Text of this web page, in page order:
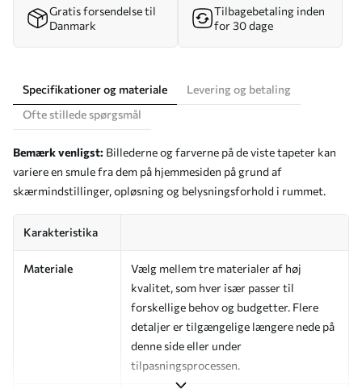
Gratis forsendelse til
Danmark
Tilbagebetaling inden
for 30 dage
Specifikationer og materiale
Levering og betaling
Ofte stillede spørgsmål
Bemærk venligst: Billederne og farverne på de viste tapeter kan
variere en smule fra dem på hjemmesiden på grund af
skærmindstillinger, opløsning og belysningsforhold i rummet.
Karakteristika
Materiale
Vælg mellem tre materialer af høj
kvalitet, som hver især passer til
forskellige behov og budgetter. Flere
detaljer er tilgængelige længere nede på
denne side eller under
tilpasningsprocessen.